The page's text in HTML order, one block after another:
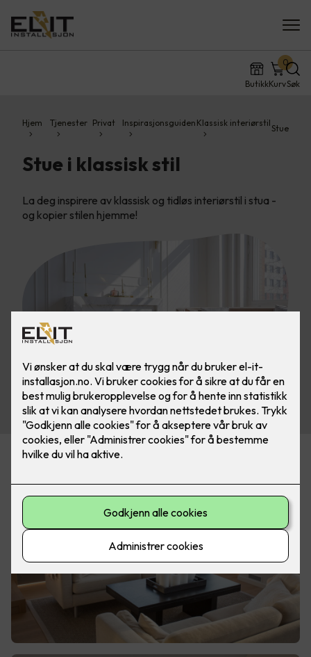
ButikkKurv
0
Søk
Hjem Tjenester Privat Inspirasjonsguiden Klassisk interiørstil
Stue
Stue i klassisk stil
La deg inspirere av klassisk og tidløs interiørstil i stua -
og kopier stilen hjemme!